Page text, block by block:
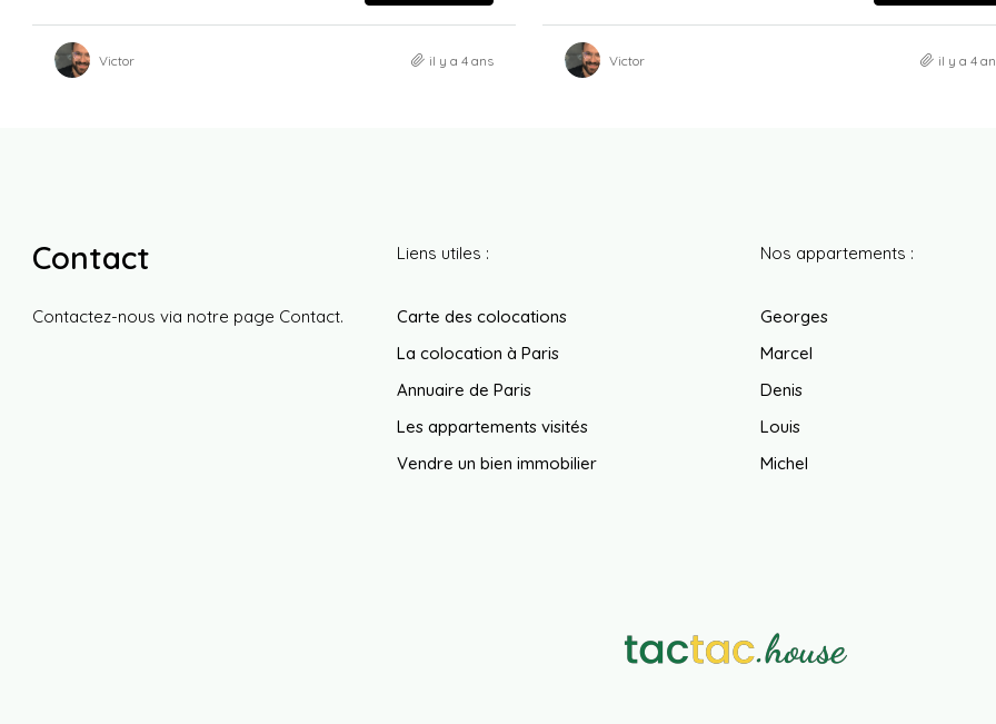
Victor il y a 4 ans Victor il y a 4
Contact
Contactez-nous via notre page Contact.
Liens utiles :
Carte des colocations
La colocation à Paris
Annuaire de Paris
Les appartements visités
Vendre un bien immobilier
Nos appartements :
Georges
Marcel
Denis
Louis
Michel